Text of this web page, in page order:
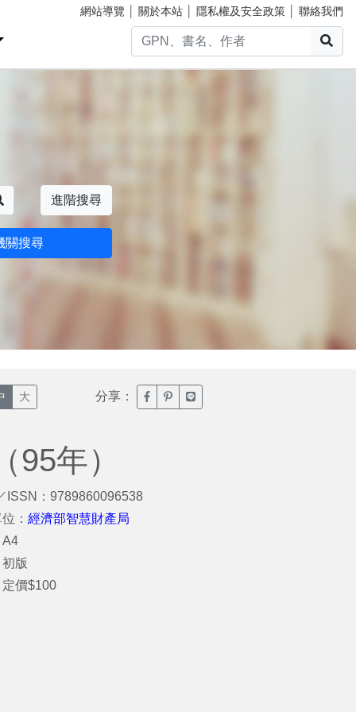
網站導覽 關於本站 隱私權及安全政策 聯絡我們
進階搜尋
關搜尋
大 分享： 臉書分享(另開新視窗)
噗浪分享(另開新視窗)
Line分享(另開新視窗)
年）
ISSN：9789860096538
位：經濟部智慧財產局
A4
版
價$100